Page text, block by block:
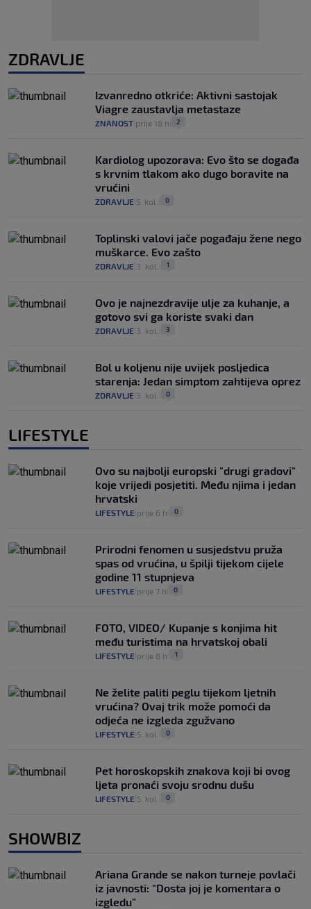
ZDRAVLJE
Izvanredno otkriće: Aktivni sastojak
Viagre zaustavlja metastaze
ZNANOST prije 18 h 2
Kardiolog upozorava: Evo što se događa
s krvnim tlakom ako dugo boravite na
vrućini
ZDRAVLJE 5. kol. 0
Toplinski valovi jače pogađaju žene nego
muškarce. Evo zašto
ZDRAVLJE 3. kol. 1
Ovo je najnezdravije ulje za kuhanje, a
gotovo svi ga koriste svaki dan
ZDRAVLJE 3. kol. 3
Bol u koljenu nije uvijek posljedica
starenja: Jedan simptom zahtijeva oprez
ZDRAVLJE 3. kol. 0
LIFESTYLE
Ovo su najbolji europski "drugi gradovi"
koje vrijedi posjetiti. Među njima i jedan
hrvatski
LIFESTYLE prije 6 h 0
Prirodni fenomen u susjedstvu pruža
spas od vrućina, u špilji tijekom cijele
godine 11 stupnjeva
LIFESTYLE prije 7 h 0
FOTO, VIDEO/ Kupanje s konjima hit
među turistima na hrvatskoj obali
LIFESTYLE prije 8 h 1
Ne želite paliti peglu tijekom ljetnih
vrućina? Ovaj trik može pomoći da
odjeća ne izgleda zgužvano
LIFESTYLE 5. kol. 0
Pet horoskopskih znakova koji bi ovog
ljeta pronaći svoju srodnu dušu
LIFESTYLE 5. kol. 0
SHOWBIZ
Ariana Grande se nakon turneje povlači
iz javnosti: "Dosta joj je komentara o
izgledu"